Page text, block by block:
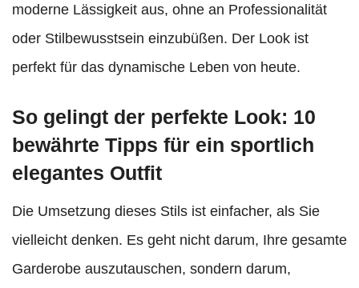
moderne Lässigkeit aus, ohne an Professionalität
oder Stilbewusstsein einzubüßen. Der Look ist
perfekt für das dynamische Leben von heute.
So gelingt der perfekte Look: 10
bewährte Tipps für ein sportlich
elegantes Outfit
Die Umsetzung dieses Stils ist einfacher, als Sie
vielleicht denken. Es geht nicht darum, Ihre gesamte
Garderobe auszutauschen, sondern darum,